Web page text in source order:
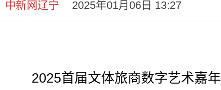
中新网辽宁 2025年01月06日 13:27
2025首届文体旅商数字艺术嘉